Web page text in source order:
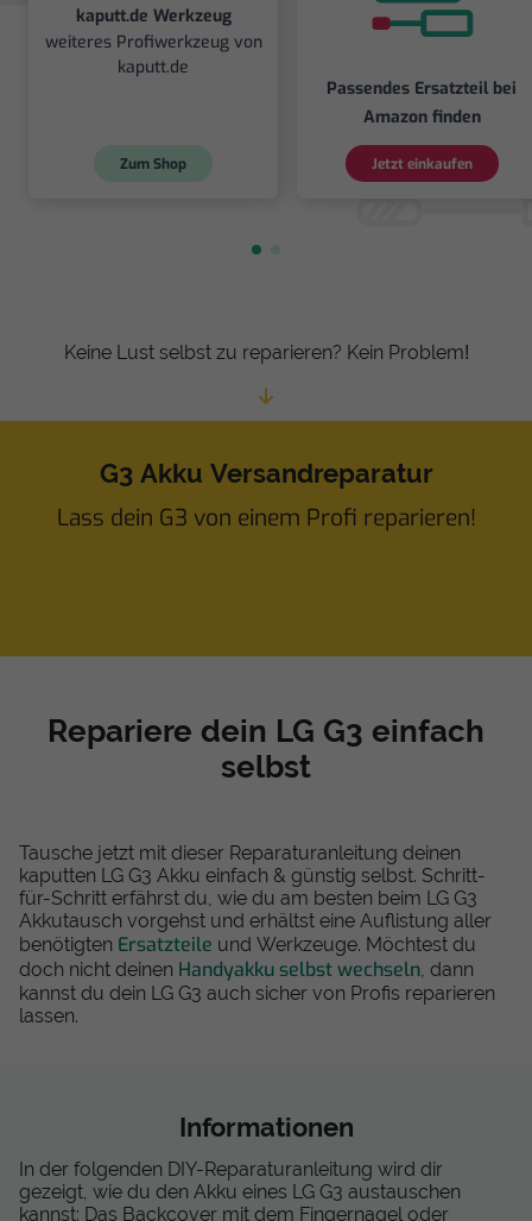
kaputt.de Werkzeug
weiteres Profiwerkzeug von
kaputt.de
Zum Shop
Passendes Ersatzteil bei
Amazon finden
Jetzt einkaufen
Keine Lust selbst zu reparieren? Kein Problem!
G3 Akku Versandreparatur
Lass dein G3 von einem Profi reparieren!
Repariere dein LG G3 einfach
selbst
Tausche jetzt mit dieser Reparaturanleitung deinen
kaputten LG G3 Akku einfach & günstig selbst. Schritt-
für-Schritt erfährst du, wie du am besten beim LG G3
Akkutausch vorgehst und erhältst eine Auflistung aller
benötigten Ersatzteile und Werkzeuge. Möchtest du
doch nicht deinen Handyakku selbst wechseln , dann
kannst du dein LG G3 auch sicher von Profis reparieren
lassen.
Informationen
In der folgenden DIY-Reparaturanleitung wird dir
gezeigt, wie du den Akku eines LG G3 austauschen
kannst: Das Backcover mit dem Fingernagel oder